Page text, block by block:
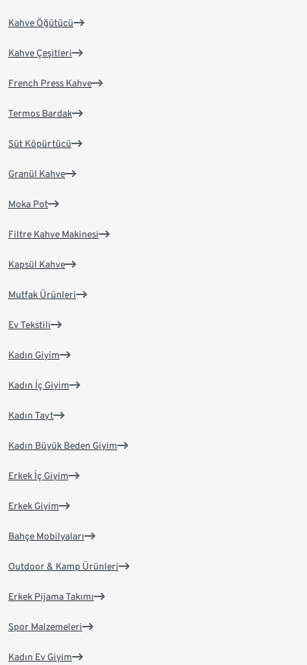
Kahve Öğütücü
Kahve Çeşitleri
French Press Kahve
Termos Bardak
Süt Köpürtücü
Granül Kahve
Moka Pot
Filtre Kahve Makinesi
Kapsül Kahve
Mutfak Ürünleri
Ev Tekstili
Kadın Giyim
Kadın İç Giyim
Kadın Tayt
Kadın Büyük Beden Giyim
Erkek İç Giyim
Erkek Giyim
Bahçe Mobilyaları
Outdoor & Kamp Ürünleri
Erkek Pijama Takımı
Spor Malzemeleri
Kadın Ev Giyim